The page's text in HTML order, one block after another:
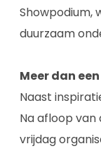
Showpodium,
duurzaam
Meer dan
Naast
Na afloop
vrijdag